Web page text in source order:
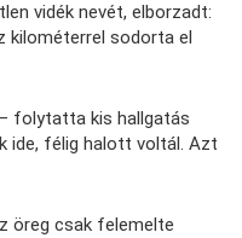
vidék nevét, elborzadt:
sodorta el
folytatta kis hallgatás
ide, félig halott voltál. Azt
öreg csak felemelte